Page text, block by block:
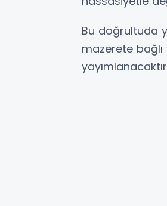
Bu doğrultuda
mazerete